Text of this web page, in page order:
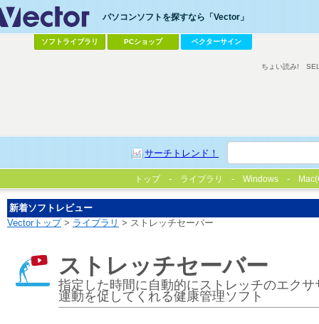
パソコンソフトを探すなら「Vector」
ソフトライブラリ PCショップ ベクターサイン
サーチトレンド！
ちょい読み!
トップ ライブラリ Windows
新着ソフトレビュー
Vectorトップ> ライブラリ > ストレッチセーバー
ストレッチセーバー
指定した時間に自動的にストレッチのエク
運動を促してくれる健康管理ソフト